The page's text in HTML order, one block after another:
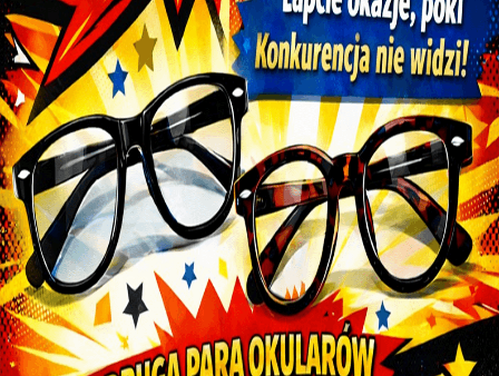
działa jak wirtualne lustro
Visioffice X
Pomiar każdego oka w systemie 3D oraz analiza
informacji behawioralnych i wizualnych w celu